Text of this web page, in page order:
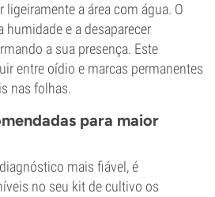
a área com água. O
humidade e a desaparecer
a sua presença. Este
entre oídio e marcas permanentes
nas folhas.
para maior
mais fiável, é
no seu kit de cultivo os